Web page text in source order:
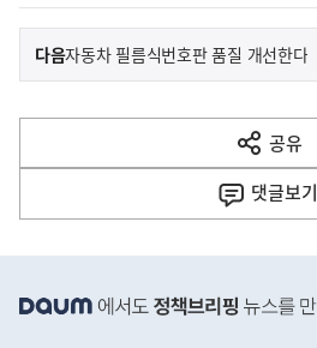
이
전
다
음
다음기
자동차 필름식번호판 품질 개선한다
공유
열
기
댓글보기
단